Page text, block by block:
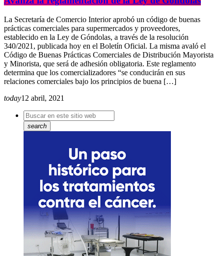
La Secretaría de Comercio Interior aprobó un código de buenas
prácticas comerciales para supermercados y proveedores,
establecido en la Ley de Góndolas, a través de la resolución
340/2021, publicada hoy en el Boletín Oficial. La misma avaló el
Código de Buenas Prácticas Comerciales de Distribución Mayorista
y Minorista, que será de adhesión obligatoria. Este reglamento
determina que los comercializadores “se conducirán en sus
relaciones comerciales bajo los principios de buena […]
today12 abril, 2021
search